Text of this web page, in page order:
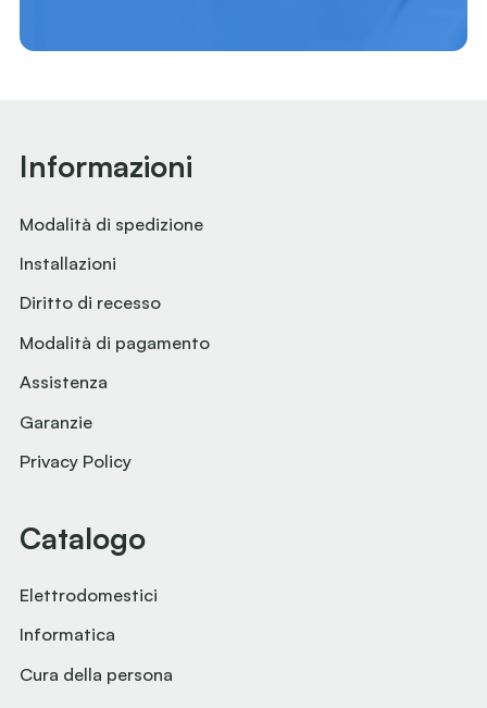
Informazioni
Modalità di spedizione
Installazioni
Diritto di recesso
Modalità di pagamento
Assistenza
Garanzie
Privacy Policy
Catalogo
Elettrodomestici
Informatica
Cura della persona